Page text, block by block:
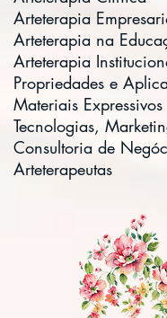
Arteterapia
Arteterapia na
Arteterapia
Propriedades e
Materiais Expressivos
Tecnologias,
Consultoria de
Arteterapeutas